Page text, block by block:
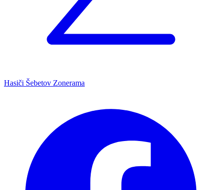
Hasiči Šebetov Zonerama